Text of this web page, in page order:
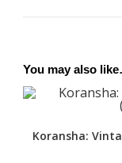
You may also
Koransha: